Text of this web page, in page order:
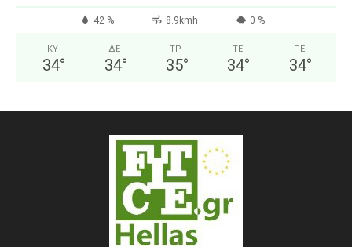
42 % 8.9kmh 0 %
ΚΥ
34°
ΔΕ
34°
ΤΡ
35°
ΤΕ
34°
ΠΕ
34°